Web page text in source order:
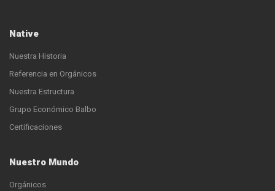
Native
Nuestra Historia
Referencia en Orgánicos
Nuestra Estructura
Grupo Económico Balbo
Certificaciones
Nuestro Mundo
Orgánicos